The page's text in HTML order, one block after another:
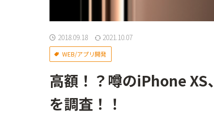
2018.09.18 2021.10.07
WEB/アプリ開発
高額！？噂のiPhone
を調査！！